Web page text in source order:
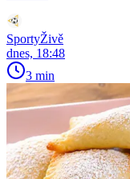
SportyŽivě
dnes, 18:48
3 min